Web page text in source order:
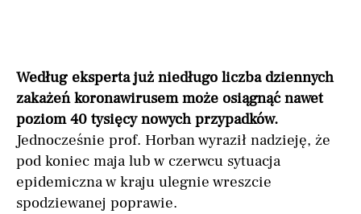
Według eksperta już niedługo liczba dziennych
zakażeń koronawirusem może osiągnąć nawet
poziom 40 tysięcy nowych przypadków.
Jednocześnie prof. Horban wyraził nadzieję, że
pod koniec maja lub w czerwcu sytuacja
epidemiczna w kraju ulegnie wreszcie
spodziewanej poprawie.